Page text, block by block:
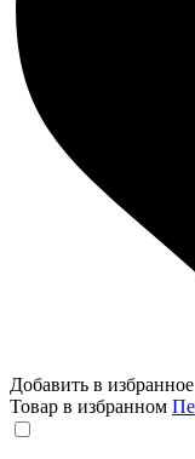
Добавить в избранное
Товар в избранном